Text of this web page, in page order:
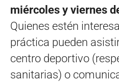
miércoles y viernes
Quienes estén
práctica pueden
centro deportivo
sanitarias) o